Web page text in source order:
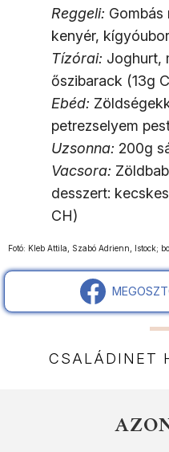
Reggeli:
kenyér,
Tízórai: Joghurt,
őszibarack (13g
Ebéd:
petrezselyem
Uzsonna: 200g
Vacsora:
desszert:
CH)
Fotó: Kleb Attila, Szabó Adrienn, Istock;
CSALÁDINET